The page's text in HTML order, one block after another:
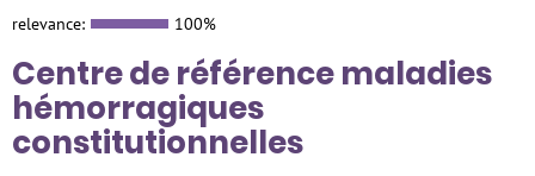
relevance: 100%
Centre de référence maladies
hémorragiques
constitutionnelles